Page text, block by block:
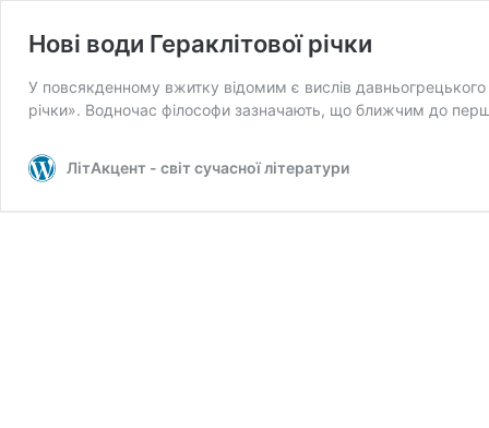
Нові води Гераклітової річки
У повсякденному вжитку відомим є вислів давньогрецького
річки». Водночас філософи зазначають, що ближчим до
ЛітАкцент - світ сучасної літератури